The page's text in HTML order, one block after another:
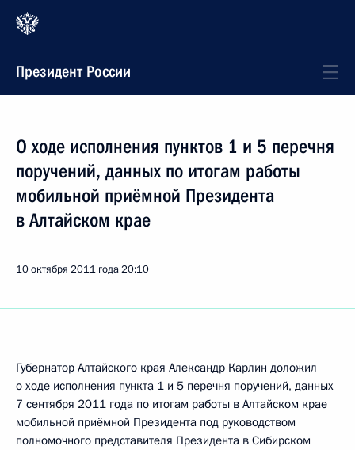
Президент России
О ходе исполнения пунктов 1 и 5 перечня
поручений, данных по итогам работы
мобильной приёмной Президента
в Алтайском крае
10 октября 2011 года20:10
Губернатор Алтайского края Александр Карлин доложил
о ходе исполнения пункта 1 и 5 перечня поручений, данных
7 сентября 2011 года по итогам работы в Алтайском крае
мобильной приёмной Президента под руководством
полномочного представителя Президента в Сибирском